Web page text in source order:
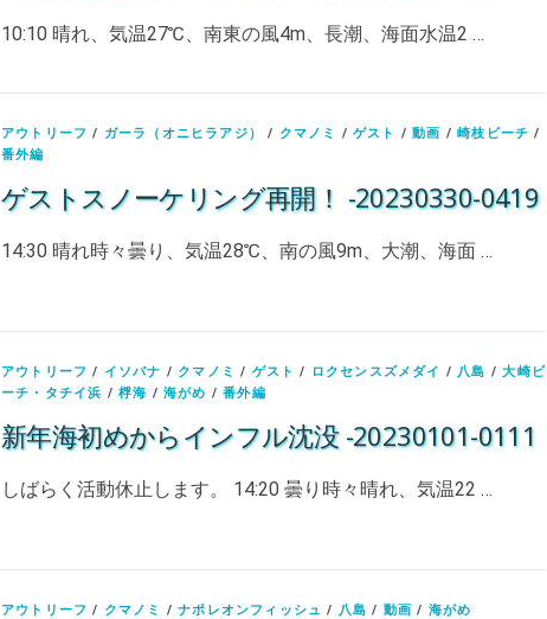
10:10 晴れ、気温27℃、南東の風4m、長潮、海面水温2 …
アウトリーフ / ガーラ（オニヒラアジ） / クマノミ /ゲスト /動画 /崎枝ビーチ /
番外編
ゲストスノーケリング再開！ -20230330-0419
14:30 晴れ時々曇り、気温28℃、南の風9m、大潮、海面 …
アウトリーフ / イソバナ / クマノミ / ゲスト / ロクセンスズメダイ / 八島 /大崎ビ
ーチ・タチイ浜 /桴海 /海がめ /番外編
新年海初めからインフル沈没 -20230101-0111
しばらく活動休止します。 14:20 曇り時々晴れ、気温22 …
アウトリーフ / クマノミ /ナポレオンフィッシュ / 八島 / 動画 / 海がめ